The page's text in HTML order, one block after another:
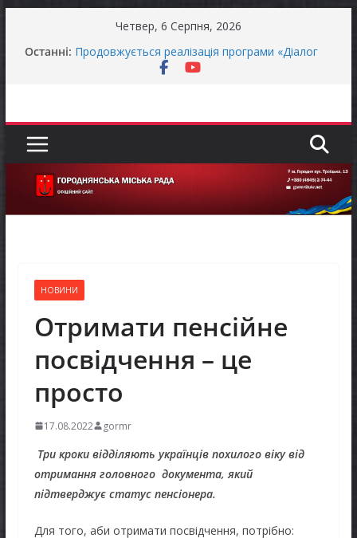
Четвер, 6 Серпня, 2026
Останні: Продовжується реалізація програми «Діалог
влади та бізнесу»
Відбулась 45-та сесія Городнянської міської
ради восьмого скликання
Оголошення про прийом документів для
присудження Премії Кабінету Міністрів України
за вагомий внесок у забезпечення
НОВИНИ
Отримати пенсійне
посвідчення – це
просто
17.08.2022 gormr
Три кроки відділяють українців похилого віку від
отримання головного документа, який
підтверджує статус пенсіонера.
Для того, аби отримати посвідчення, потрібно: